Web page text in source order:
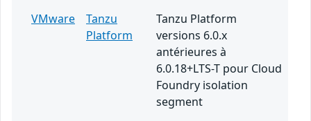
VMware
Tanzu
Platform
Tanzu Platform
versions 6.0.x
antérieures à
6.0.18+LTS-T pour Cloud
Foundry isolation
segment